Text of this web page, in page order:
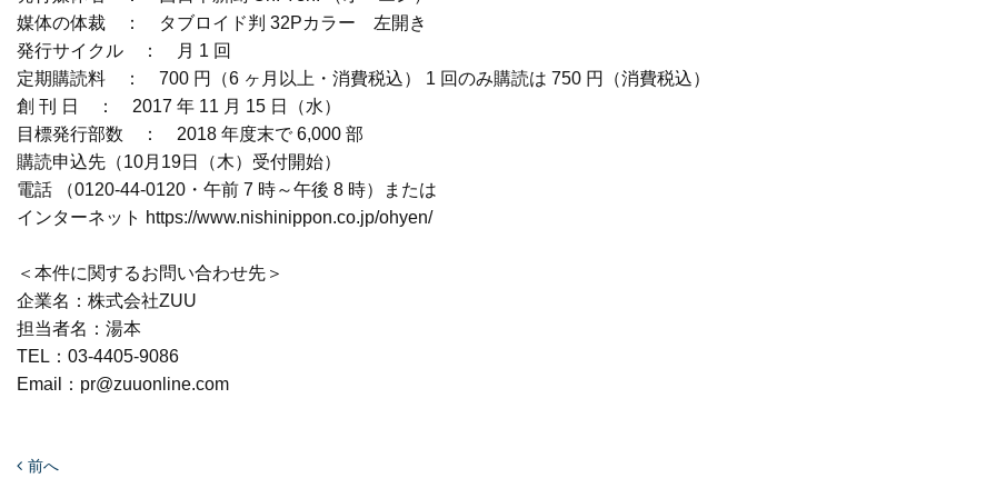
媒体の体裁 ： タブロイド判 32Pカラー 左開き
発行サイクル ： 月 1 回
定期購読料 ： 700 円（6 ヶ月以上・消費税込） 1 回のみ購読は 750 円（消費税込）
創 刊 日 ： 2017 年 11 月 15 日（水）
目標発行部数 ： 2018 年度末で 6,000 部
購読申込先（10月19日（木）受付開始）
電話 （0120-44-0120・午前 7 時～午後 8 時）または
インターネット https://www.nishinippon.co.jp/ohyen/
＜本件に関するお問い合わせ先＞
企業名：株式会社ZUU
担当者名：湯本
TEL：03-4405-9086
Email：pr@zuuonline.com
前へ